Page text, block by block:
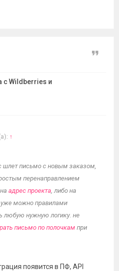
с Wildberries и
Цитата
↑
шлет письмо с новым заказом,
перенаправлением
адрес проекта, либо на
можно правилами
любую нужную логику. не
письмо по полочкам при
появится в ПФ, API